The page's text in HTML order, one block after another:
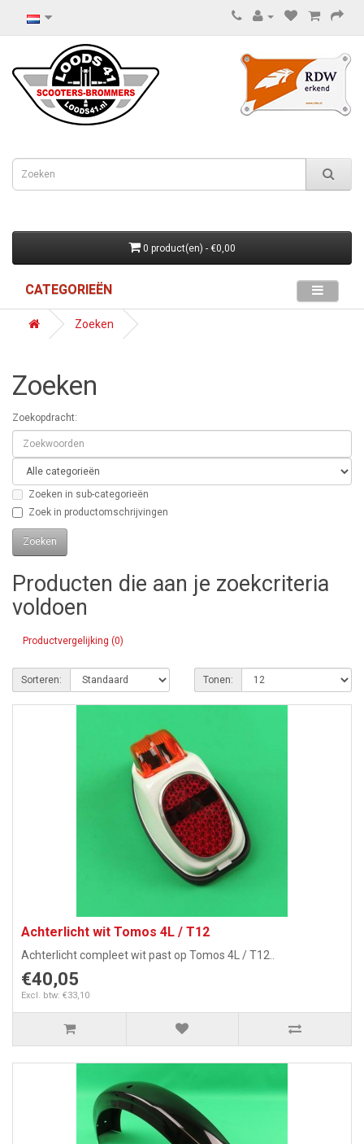
0 product(en) - €0,00
CATEGORIEËN
Zoeken
Zoeken
Zoekopdracht:
Zoeken in sub-categorieën
Zoek in productomschrijvingen
Producten die aan je zoekcriteria
voldoen
Productvergelijking (0)
Sorteren: Tonen:
Achterlicht wit Tomos 4L / T12
Achterlicht compleet wit past op Tomos 4L / T12..
€40,05
Excl. btw: €33,10